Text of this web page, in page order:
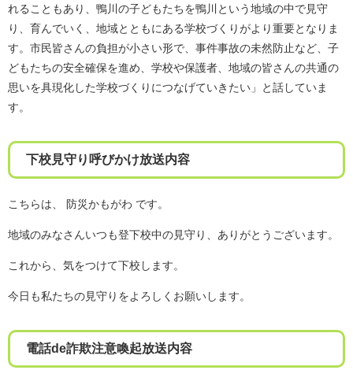
れることもあり、鴨川の子どもたちを鴨川という地域の中で見守
り、育んでいく、地域とともにある学校づくりがより重要となりま
す。市民皆さんの負担が小さい形で、事件事故の未然防止など、子
どもたちの安全確保を進め、学校や保護者、地域の皆さんの共通の
思いを具現化した学校づくりにつなげていきたい」と話していま
す。
下校見守り呼びかけ放送内容
こちらは、 防災かもがわ です。
地域のみなさんいつも登下校中の見守り、ありがとうございます。
これから、気をつけて下校します。
今日も私たちの見守りをよろしくお願いします。
電話de詐欺注意喚起放送内容